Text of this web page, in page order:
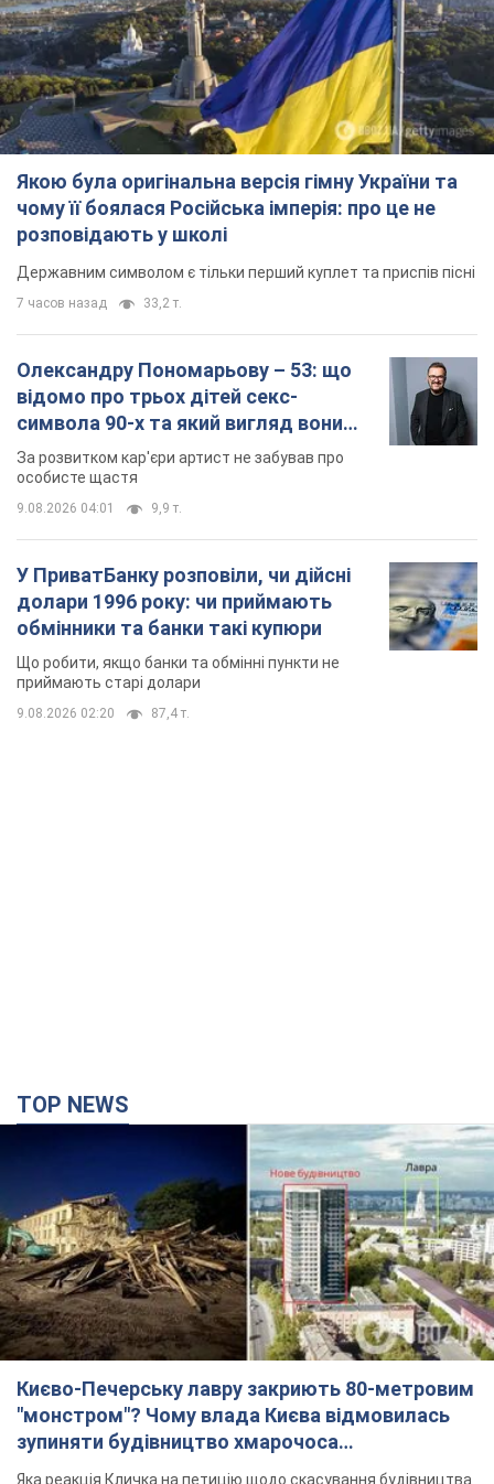
Якою була оригінальна версія гімну України та
чому її боялася Російська імперія: про це не
розповідають у школі
Державним символом є тільки перший куплет та приспів пісні
7 часов назад 33,2 т.
Олександру Пономарьову – 53: що
відомо про трьох дітей секс-
символа 90-х та який вигляд вони
мають
За розвитком кар'єри артист не забував про
особисте щастя
9.08.2026 04:01 9,9 т.
У ПриватБанку розповіли, чи дійсні
долари 1996 року: чи приймають
обмінники та банки такі купюри
Що робити, якщо банки та обмінні пункти не
приймають старі долари
9.08.2026 02:20 87,4 т.
TOP NEWS
Києво-Печерську лавру закриють 80-метровим
"монстром"? Чому влада Києва відмовилась
зупиняти будівництво хмарочоса
"московського вірянина"
Яка реакція Кличка на петицію щодо скасування будівництва